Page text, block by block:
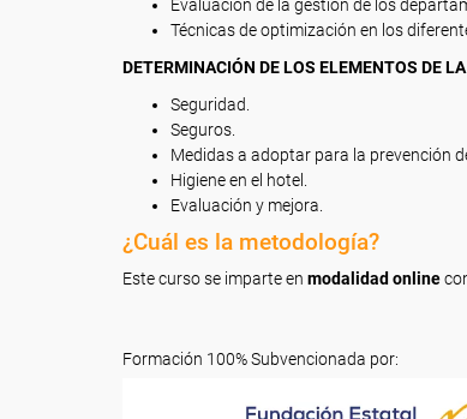
Evaluación de la gestión de los
Técnicas de optimización en los
DETERMINACIÓN DE LOS ELEMENTOS DE
Seguridad.
Seguros.
Medidas a adoptar para la prevención
Higiene en el hotel.
Evaluación y mejora.
¿Cuál es la metodología?
Este curso se imparte en modalidad online
Formación 100% Subvencionada por: